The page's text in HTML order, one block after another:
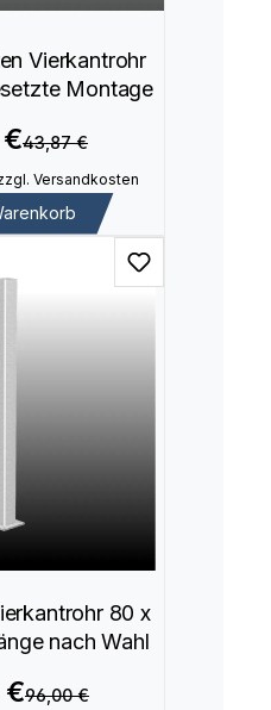
Vierkantrohr
Montage
43,87 €
Versandkosten
80 x
nach Wahl
€96,00 €